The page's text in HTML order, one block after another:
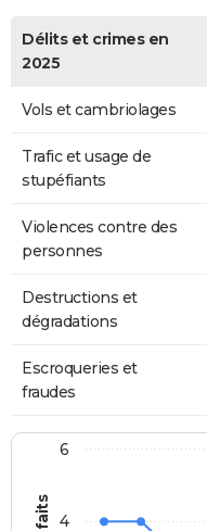
Délits et crimes en
2025
Vols et cambriolages
Trafic et usage de
stupéfiants
Violences contre des
personnes
Destructions et
dégradations
Escroqueries et
fraudes
4
6